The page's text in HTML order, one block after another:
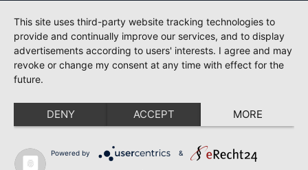
This site uses third-party website tracking technologies to
provide and continually improve our services, and to display
advertisements according to users' interests. I agree and may
revoke or change my consent at any time with effect for the
future.
DENY ACCEPT MORE
Powered by &